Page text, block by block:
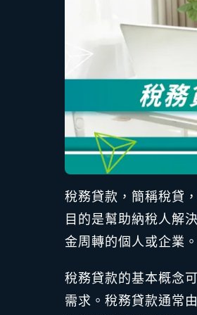
稅務貸款，簡稱稅貸
目的是幫助納稅人解
金周轉的個人或企業。
稅務貸款的基本概念
需求。稅務貸款通常